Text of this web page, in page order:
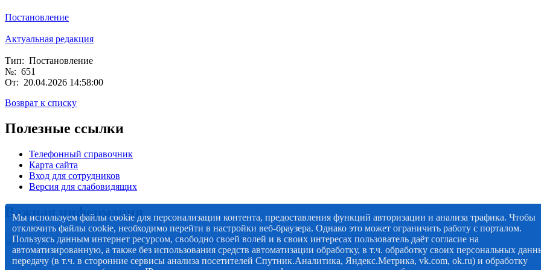
Постановление
Актуальная редакция
Тип: Постановление
№: 651
От: 20.04.2026 14:58:00
Возврат к списку
Полезные ссылки
Телефонный справочник
Карта сайта
Вход для сотрудников
Версия для слабовидящих
Важная информация
Мы используем файлы cookie для персонализации контента, предоставления функций авторизации и анализа трафика. Чтобы
отключить файлы cookie, необходимо перейти в настройки веб-браузера. Однако это может ограничить работу с порталом.
Пользуясь данным интернет ресурсом, свободно своей волей и в своих интересах пользователь даёт согласие на
автоматизированную, а также без использования средств автоматизации обработку, в т.ч. обработку своих персональных
передачу (в т.ч. в сторонние сервисы анализа посетителей Спутник.Аналитика, Яндекс.Метрика, vk.com, ok.ru) и обработку